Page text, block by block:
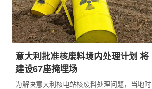
意大利批准核废料境内处理计划 将
建设67座掩埋场
为解决意大利核电站核废料处理问题，当地时